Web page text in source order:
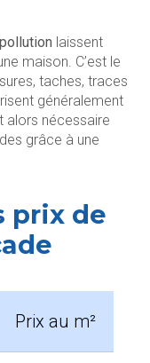
laissent
maison. C’est le
taches, traces
généralement
alors nécessaire
grâce à une
prix de
Prix au m²